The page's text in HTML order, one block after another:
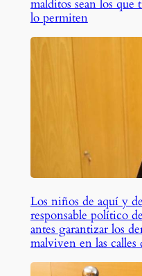
malditos sean los
lo permiten
Los niños de aquí y
responsable político
antes garantizar los
malviven en las calles